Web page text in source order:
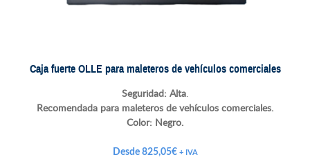
Caja fuerte OLLE para maleteros de vehículos comerciales
Seguridad: Alta.
Recomendada para maleteros de vehículos comerciales.
Color: Negro.
Desde825,05€ + IVA